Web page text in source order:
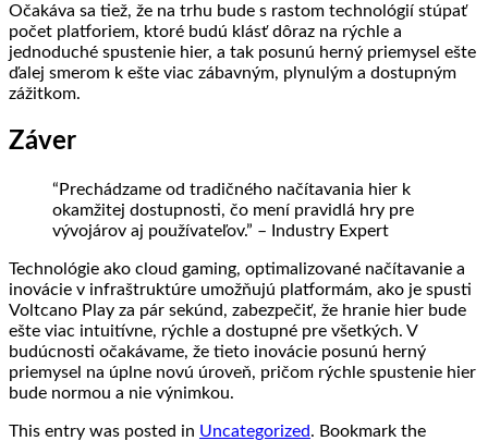
Očakáva sa tiež, že na trhu bude s rastom technológií stúpať
počet platforiem, ktoré budú klásť dôraz na rýchle a
jednoduché spustenie hier, a tak posunú herný priemysel ešte
ďalej smerom k ešte viac zábavným, plynulým a dostupným
zážitkom.
Záver
“Prechádzame od tradičného načítavania hier k
okamžitej dostupnosti, čo mení pravidlá hry pre
vývojárov aj používateľov.” – Industry Expert
Technológie ako cloud gaming, optimalizované načítavanie a
inovácie v infraštruktúre umožňujú platformám, ako je spusti
Voltcano Play za pár sekúnd, zabezpečiť, že hranie hier bude
ešte viac intuitívne, rýchle a dostupné pre všetkých. V
budúcnosti očakávame, že tieto inovácie posunú herný
priemysel na úplne novú úroveň, pričom rýchle spustenie hier
bude normou a nie výnimkou.
This entry was posted in Uncategorized. Bookmark the